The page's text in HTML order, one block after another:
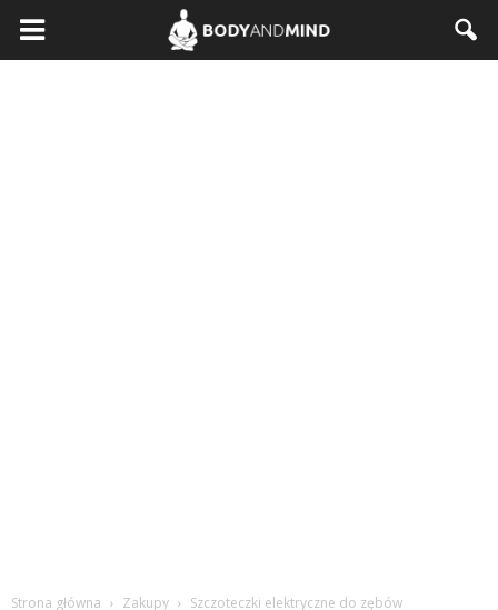
BodyAndMind.pl
Strona główna Zakupy Szczoteczki elektryczne do zębów